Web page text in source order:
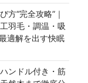
方“完全攻略”｜
羽毛・調温・吸
適解を出す快眠
ンドル付き・筋